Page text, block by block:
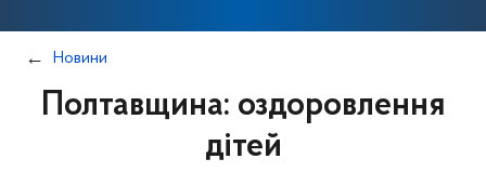
Новини
Полтавщина: оздоровлення
дітей